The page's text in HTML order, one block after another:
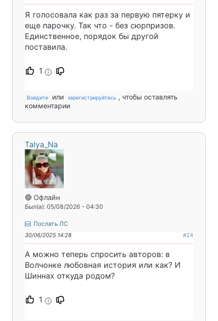
Я голосовала как раз за первую пятерку и
еще парочку. Так что - без сюрпризов.
Единственное, порядок бы другой
поставила.
1 i
Войдите или зарегистрируйтесь , чтобы оставлять
комментарии
Talya_Na
🔴 Офлайн
Был(а): 05/08/2026 - 04:30
Послать ЛС
30/06/2025 14:28 #24
А можно теперь спросить авторов: в
Волчонке любовная история или как? И
Шиннах откуда родом?
1 i